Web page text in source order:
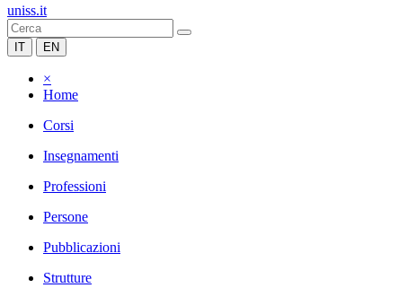
uniss.it
IT EN
×
Home
Corsi
Insegnamenti
Professioni
Persone
Pubblicazioni
Strutture